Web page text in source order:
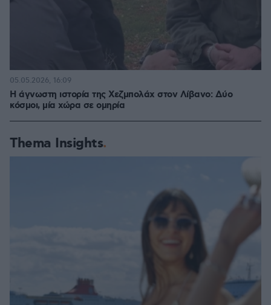
Η άγνωστη ιστορία της Χεζμπολάχ στον Λίβανο: Δύο
κόσμοι, μία χώρα σε ομηρία
05.05.2026, 16:09
Thema Insights